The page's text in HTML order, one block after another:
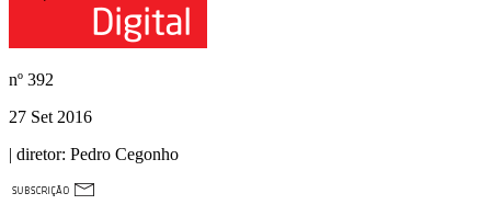
nº 392
27 Set 2016
| diretor: Pedro Cegonho